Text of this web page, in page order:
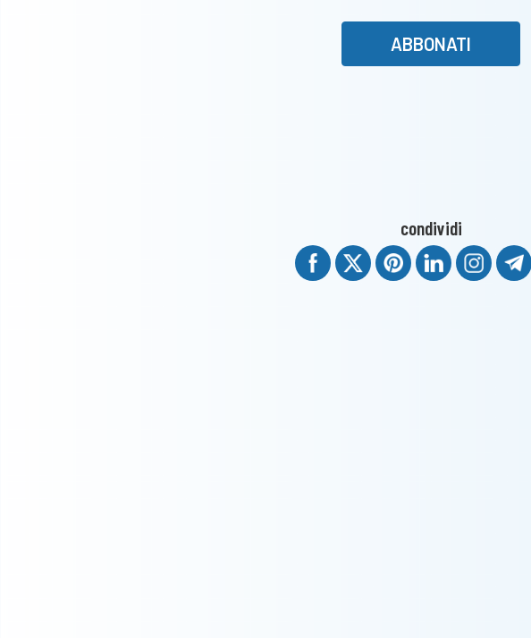
ABBONATI
condividi